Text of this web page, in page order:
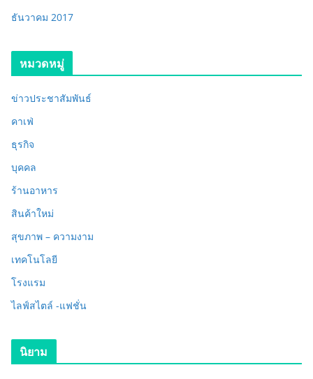
ธันวาคม 2017
หมวดหมู่
ข่าวประชาสัมพันธ์
คาเฟ่
ธุรกิจ
บุคคล
ร้านอาหาร
สินค้าใหม่
สุขภาพ – ความงาม
เทคโนโลยี
โรงแรม
ไลฟ์สไตล์ -แฟชั่น
นิยาม